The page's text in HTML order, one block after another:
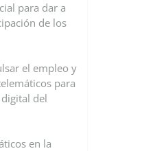
para dar a
de los
el empleo y
para
del
en la